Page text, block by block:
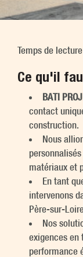
Temps de
Ce qu'il
BATI
contact
construction.
Nous
matériaux et
En tant
intervenons
Père-sur-
Nos
exigences en
performance